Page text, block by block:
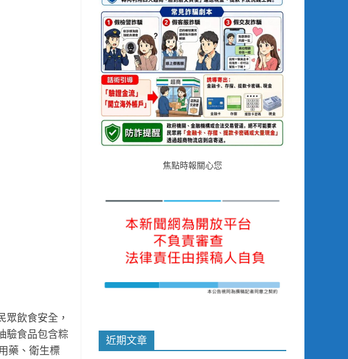
眾飲食安全，
驗食品包含粽
藥、衛生標
焦點時報關心您
近期文章